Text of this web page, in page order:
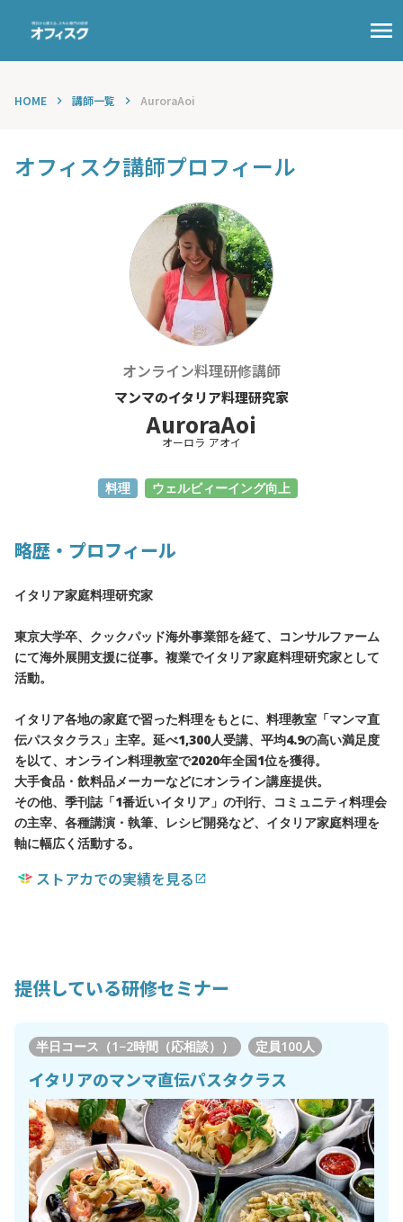
HOME keyboard_arrow_right 講師一覧 keyboard_arrow_right AuroraAoi
オフィスク講師プロフィール
オンライン料理研修講師
マンマのイタリア料理研究家
AuroraAoi
オーロラ アオイ
料理 ウェルビィーイング向上
略歴・プロフィール
イタリア家庭料理研究家
東京大学卒、クックパッド海外事業部を経て、コンサルファーム
にて海外展開支援に従事。複業でイタリア家庭料理研究家として
活動。
イタリア各地の家庭で習った料理をもとに、料理教室「マンマ直
伝パスタクラス」主宰。延べ1,300人受講、平均4.9の高い満足度
を以て、オンライン料理教室で2020年全国1位を獲得。
大手食品・飲料品メーカーなどにオンライン講座提供。
その他、季刊誌「1番近いイタリア」の刊行、コミュニティ料理会
の主宰、各種講演・執筆、レシピ開発など、イタリア家庭料理を
軸に幅広く活動する。
ストアカでの実績を見る open_in_new
提供している研修セミナー
半日コース（1−2時間（応相談）） 定員100人
イタリアのマンマ直伝パスタクラス
menu